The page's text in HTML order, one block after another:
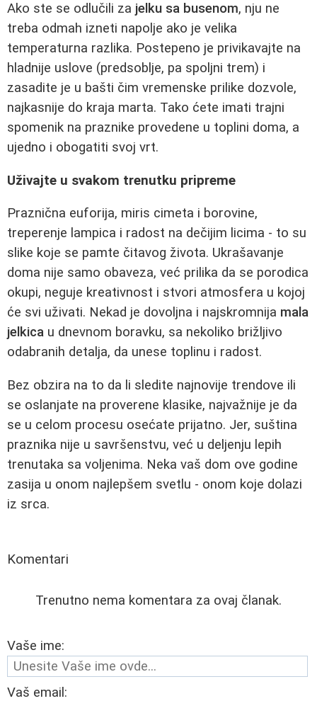
Ako ste se odlučili za jelku sa busenom, nju ne
treba odmah izneti napolje ako je velika
temperaturna razlika. Postepeno je privikavajte na
hladnije uslove (predsoblje, pa spoljni trem) i
zasadite je u bašti čim vremenske prilike dozvole,
najkasnije do kraja marta. Tako ćete imati trajni
spomenik na praznike provedene u toplini doma, a
ujedno i obogatiti svoj vrt.
Uživajte u svakom trenutku pripreme
Praznična euforija, miris cimeta i borovine,
treperenje lampica i radost na dečijim licima - to su
slike koje se pamte čitavog života. Ukrašavanje
doma nije samo obaveza, već prilika da se porodica
okupi, neguje kreativnost i stvori atmosfera u kojoj
će svi uživati. Nekad je dovoljna i najskromnija mala
jelkica u dnevnom boravku, sa nekoliko brižljivo
odabranih detalja, da unese toplinu i radost.
Bez obzira na to da li sledite najnovije trendove ili
se oslanjate na proverene klasike, najvažnije je da
se u celom procesu osećate prijatno. Jer, suština
praznika nije u savršenstvu, već u deljenju lepih
trenutaka sa voljenima. Neka vaš dom ove godine
zasija u onom najlepšem svetlu - onom koje dolazi
iz srca.
Komentari
Trenutno nema komentara za ovaj članak.
Vaše ime:
Vaš email: